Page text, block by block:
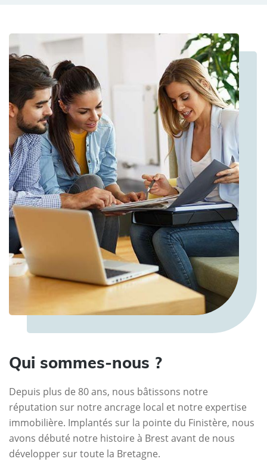
Qui sommes-nous ?
Depuis plus de 80 ans, nous bâtissons notre
réputation sur notre ancrage local et notre expertise
immobilière. Implantés sur la pointe du Finistère, nous
avons débuté notre histoire à Brest avant de nous
développer sur toute la Bretagne.